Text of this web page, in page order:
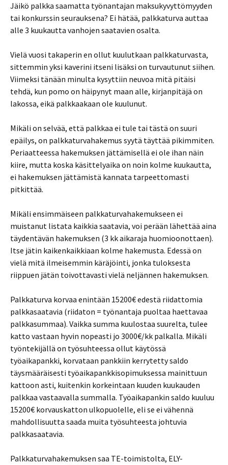
Jäikö palkka saamatta työnantajan maksukyvyttömyyden
tai konkurssin seurauksena? Ei hätää, palkkaturva auttaa
alle 3 kuukautta vanhojen saatavien osalta.
Vielä vuosi takaperin en ollut kuulutkaan palkkaturvasta,
sittemmin yksi kaverini itseni lisäksi on turvautunut siihen.
Viimeksi tänään minulta kysyttiin neuvoa mitä pitäisi
tehdä, kun pomo on häipynyt maan alle, kirjanpitäjä on
lakossa, eikä palkkaakaan ole kuulunut.
Mikäli on selvää, että palkkaa ei tule tai tästä on suuri
epäilys, on palkkaturvahakemus syytä täyttää pikimmiten.
Periaatteessa hakemuksen jättämisellä ei ole ihan näin
kiire, mutta koska käsittelyaika on noin kolme kuukautta,
ei hakemuksen jättämistä kannata tarpeettomasti
pitkittää.
Mikäli ensimmäiseen palkkaturvahakemukseen ei
muistanut listata kaikkia saatavia, voi perään lähettää aina
täydentävän hakemuksen (3 kk aikaraja huomioonottaen).
Itse jätin kaikenkaikkiaan kolme hakemusta. Edessä on
vielä mitä ilmeisemmin käräjöinti, jonka tuloksesta
riippuen jätän toivottavasti vielä neljännen hakemuksen.
Palkkaturva korvaa enintään 15200€ edestä riidattomia
palkkasaatavia (riidaton = työnantaja puoltaa haettavaa
palkkasummaa). Vaikka summa kuulostaa suurelta, tulee
katto vastaan hyvin nopeasti jo 3000€/kk palkalla. Mikäli
työntekijällä on työsuhteessa ollut käytössä
työaikapankki, korvataan pankkiin kerrytetty saldo
täysmääräisesti työaikapankkisopimuksessa mainittuun
kattoon asti, kuitenkin korkeintaan kuuden kuukauden
palkkaa vastaavalla summalla. Työaikapankin saldo kuuluu
15200€ korvauskatton ulkopuolelle, eli se ei vähennä
mahdollisuutta saada muita työsuhteesta johtuvia
palkkasaatavia.
Palkkaturvahakemuksen saa TE-toimistolta, ELY-